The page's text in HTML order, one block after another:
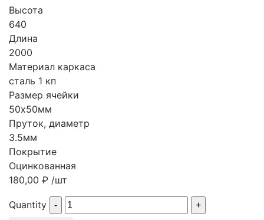
Высота
640
Длина
2000
Материал каркаса
сталь 1 кп
Размер ячейки
50х50мм
Пруток, диаметр
3.5мм
Покрытие
Оцинкованная
180,00 ₽ /шт
Quantity